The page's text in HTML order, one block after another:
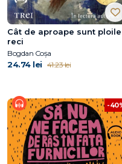
Cât de aproape sunt ploile
reci
Bogdan Coșa
24.74 lei 41.23 lei
-